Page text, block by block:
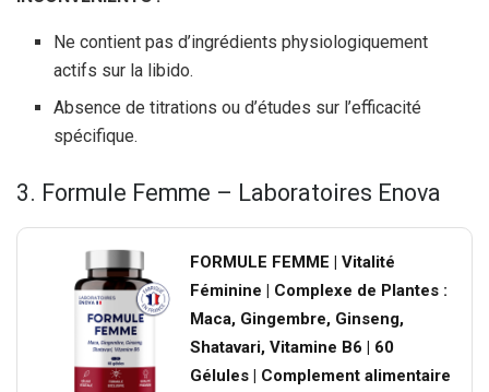
Ne contient pas d’ingrédients physiologiquement
actifs sur la libido.
Absence de titrations ou d’études sur l’efficacité
spécifique.
3. Formule Femme – Laboratoires Enova
FORMULE FEMME | Vitalité
Féminine | Complexe de Plantes :
Maca, Gingembre, Ginseng,
Shatavari, Vitamine B6 | 60
Gélules | Complement alimentaire